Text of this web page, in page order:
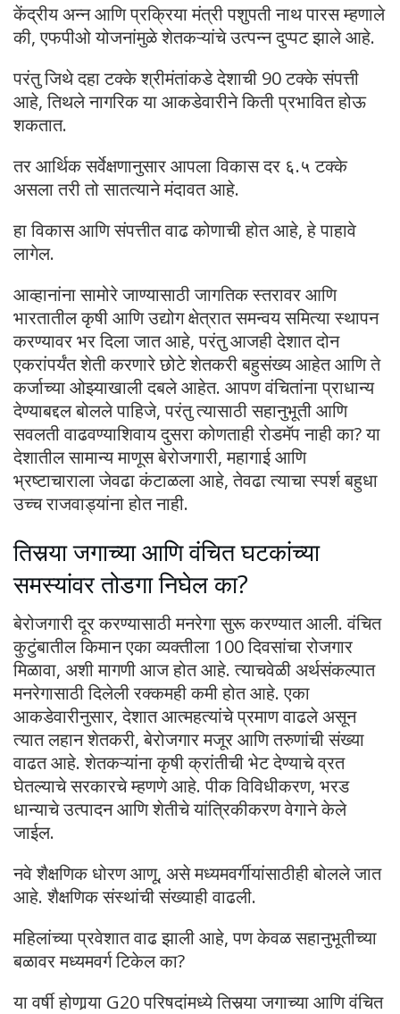
केंद्रीय अन्न आणि प्रक्रिया मंत्री पशुपती नाथ पारस म्हणाले
की, एफपीओ योजनांमुळे शेतकऱ्यांचे उत्पन्न दुप्पट झाले आहे.
परंतु जिथे दहा टक्के श्रीमंतांकडे देशाची 90 टक्के संपत्ती
आहे, तिथले नागरिक या आकडेवारीने किती प्रभावित होऊ
शकतात.
तर आर्थिक सर्वेक्षणानुसार आपला विकास दर ६.५ टक्के
असला तरी तो सातत्याने मंदावत आहे.
हा विकास आणि संपत्तीत वाढ कोणाची होत आहे, हे पाहावे
लागेल.
आव्हानांना सामोरे जाण्यासाठी जागतिक स्तरावर आणि
भारतातील कृषी आणि उद्योग क्षेत्रात समन्वय समित्या स्थापन
करण्यावर भर दिला जात आहे, परंतु आजही देशात दोन
एकरांपर्यंत शेती करणारे छोटे शेतकरी बहुसंख्य आहेत आणि ते
कर्जाच्या ओझ्याखाली दबले आहेत. आपण वंचितांना प्राधान्य
देण्याबद्दल बोलले पाहिजे, परंतु त्यासाठी सहानुभूती आणि
सवलती वाढवण्याशिवाय दुसरा कोणताही रोडमॅप नाही का? या
देशातील सामान्य माणूस बेरोजगारी, महागाई आणि
भ्रष्टाचाराला जेवढा कंटाळला आहे, तेवढा त्याचा स्पर्श बहुधा
उच्च राजवाड्यांना होत नाही.
तिसर्‍या जगाच्या आणि वंचित घटकांच्या
समस्यांवर तोडगा निघेल का?
बेरोजगारी दूर करण्यासाठी मनरेगा सुरू करण्यात आली. वंचित
कुटुंबातील किमान एका व्यक्तीला 100 दिवसांचा रोजगार
मिळावा, अशी मागणी आज होत आहे. त्याचवेळी अर्थसंकल्पात
मनरेगासाठी दिलेली रक्कमही कमी होत आहे. एका
आकडेवारीनुसार, देशात आत्महत्यांचे प्रमाण वाढले असून
त्यात लहान शेतकरी, बेरोजगार मजूर आणि तरुणांची संख्या
वाढत आहे. शेतकऱ्यांना कृषी क्रांतीची भेट देण्याचे व्रत
घेतल्याचे सरकारचे म्हणणे आहे. पीक विविधीकरण, भरड
धान्याचे उत्पादन आणि शेतीचे यांत्रिकीकरण वेगाने केले
जाईल.
नवे शैक्षणिक धोरण आणू, असे मध्यमवर्गीयांसाठीही बोलले जात
आहे. शैक्षणिक संस्थांची संख्याही वाढली.
महिलांच्या प्रवेशात वाढ झाली आहे, पण केवळ सहानुभूतीच्या
बळावर मध्यमवर्ग टिकेल का?
या वर्षी होणार्‍या G20 परिषदांमध्ये तिसर्‍या जगाच्या आणि वंचित